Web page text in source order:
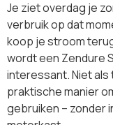
Je ziet overdag je
verbruik op dat
koop je stroom
wordt een Zendure
interessant. Niet
praktische manier
gebruiken – zonder